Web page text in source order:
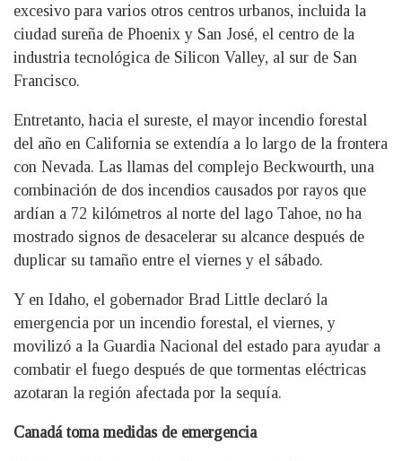
excesivo para varios otros centros urbanos, incluida la
ciudad sureña de Phoenix y San José, el centro de la
industria tecnológica de Silicon Valley, al sur de San
Francisco.
Entretanto, hacia el sureste, el mayor incendio forestal
del año en California se extendía a lo largo de la frontera
con Nevada. Las llamas del complejo Beckwourth, una
combinación de dos incendios causados ​​por rayos que
ardían a 72 kilómetros al norte del lago Tahoe, no ha
mostrado signos de desacelerar su alcance después de
duplicar su tamaño entre el viernes y el sábado.
Y en Idaho, el gobernador Brad Little declaró la
emergencia por un incendio forestal, el viernes, y
movilizó a la Guardia Nacional del estado para ayudar a
combatir el fuego después de que tormentas eléctricas
azotaran la región afectada por la sequía.
Canadá toma medidas de emergencia